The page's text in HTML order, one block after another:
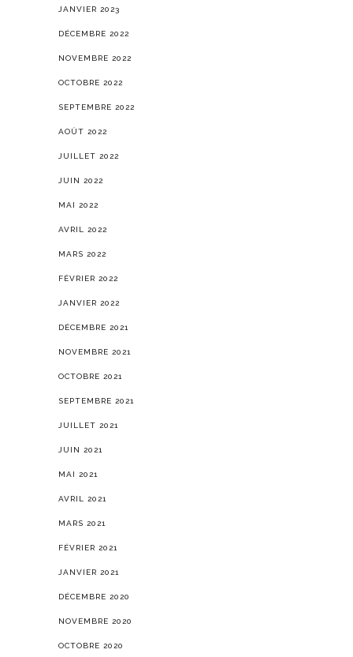
JANVIER 2023
DÉCEMBRE 2022
NOVEMBRE 2022
OCTOBRE 2022
SEPTEMBRE 2022
AOÛT 2022
JUILLET 2022
JUIN 2022
MAI 2022
AVRIL 2022
MARS 2022
FÉVRIER 2022
JANVIER 2022
DÉCEMBRE 2021
NOVEMBRE 2021
OCTOBRE 2021
SEPTEMBRE 2021
JUILLET 2021
JUIN 2021
MAI 2021
AVRIL 2021
MARS 2021
FÉVRIER 2021
JANVIER 2021
DÉCEMBRE 2020
NOVEMBRE 2020
OCTOBRE 2020